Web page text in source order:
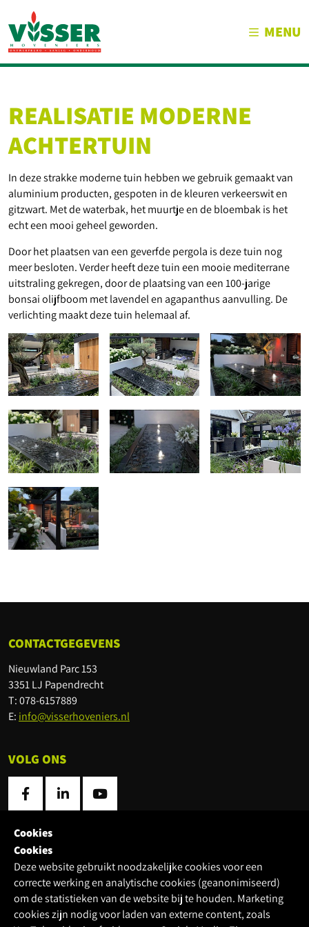
MENU
REALISATIE MODERNE
ACHTERTUIN
In deze strakke moderne tuin hebben we gebruik gemaakt van
aluminium producten, gespoten in de kleuren verkeerswit en
gitzwart. Met de waterbak, het muurtje en de bloembak is het
echt een mooi geheel geworden.
Door het plaatsen van een geverfde pergola is deze tuin nog
meer besloten. Verder heeft deze tuin een mooie mediterrane
uitstraling gekregen, door de plaatsing van een 100-jarige
bonsai olijfboom met lavendel en agapanthus aanvulling. De
verlichting maakt deze tuin helemaal af.
CONTACTGEGEVENS
Nieuwland Parc 153
3351 LJ Papendrecht
T: 078-6157889
E: info@visserhoveniers.nl
VOLG ONS
LOCATIES
Cookies
Cookies
Deze website gebruikt noodzakelijke cookies voor een
correcte werking en analytische cookies (geanonimiseerd)
om de statistieken van de website bij te houden. Marketing
cookies zijn nodig voor laden van externe content, zoals